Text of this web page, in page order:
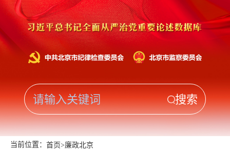
当前位置： 首页>廉政北京